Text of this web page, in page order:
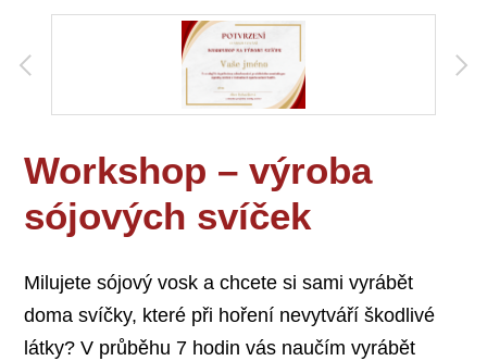
Workshop – výroba
sójových svíček
Milujete sójový vosk a chcete si sami vyrábět
doma svíčky, které při hoření nevytváří škodlivé
látky? V průběhu 7 hodin vás naučím vyrábět